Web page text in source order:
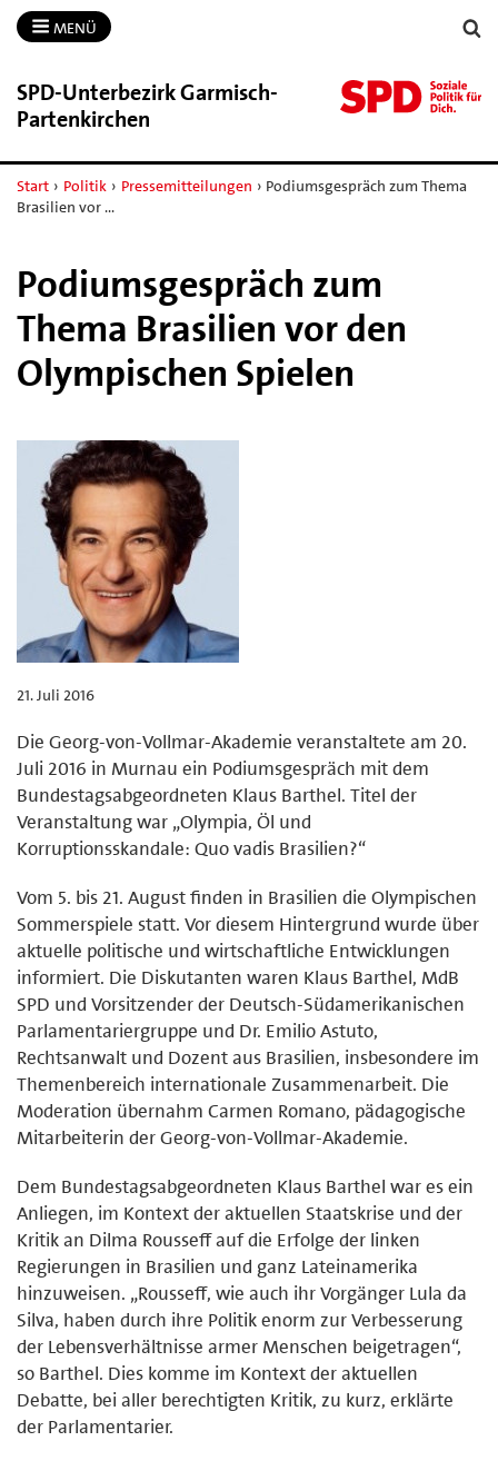
MENÜ
SPD-​Unterbezirk Garmisch-​
Partenkirchen
Start › Politik › Pressemitteilungen › Podiumsgespräch zum Thema
Brasilien vor …
Podiumsgespräch zum
Thema Brasilien vor den
Olympischen Spielen
21. Juli 2016
Die Georg-von-Vollmar-Akademie veranstaltete am 20.
Juli 2016 in Murnau ein Podiumsgespräch mit dem
Bundestagsabgeordneten Klaus Barthel. Titel der
Veranstaltung war „Olympia, Öl und
Korruptionsskandale: Quo vadis Brasilien?“
Vom 5. bis 21. August finden in Brasilien die Olympischen
Sommerspiele statt. Vor diesem Hintergrund wurde über
aktuelle politische und wirtschaftliche Entwicklungen
informiert. Die Diskutanten waren Klaus Barthel, MdB
SPD und Vorsitzender der Deutsch-Südamerikanischen
Parlamentariergruppe und Dr. Emilio Astuto,
Rechtsanwalt und Dozent aus Brasilien, insbesondere im
Themenbereich internationale Zusammenarbeit. Die
Moderation übernahm Carmen Romano, pädagogische
Mitarbeiterin der Georg-von-Vollmar-Akademie.
Dem Bundestagsabgeordneten Klaus Barthel war es ein
Anliegen, im Kontext der aktuellen Staatskrise und der
Kritik an Dilma Rousseff auf die Erfolge der linken
Regierungen in Brasilien und ganz Lateinamerika
hinzuweisen. „Rousseff, wie auch ihr Vorgänger Lula da
Silva, haben durch ihre Politik enorm zur Verbesserung
der Lebensverhältnisse armer Menschen beigetragen“,
so Barthel. Dies komme im Kontext der aktuellen
Debatte, bei aller berechtigten Kritik, zu kurz, erklärte
der Parlamentarier.